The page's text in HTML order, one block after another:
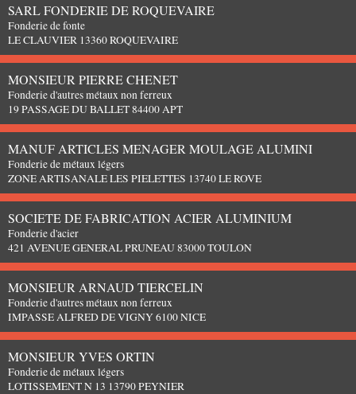
SARL FONDERIE DE ROQUEVAIRE
Fonderie de fonte
LE CLAUVIER 13360 ROQUEVAIRE
MONSIEUR PIERRE CHENET
Fonderie d'autres métaux non ferreux
19 PASSAGE DU BALLET 84400 APT
MANUF ARTICLES MENAGER MOULAGE ALUMINI
Fonderie de métaux légers
ZONE ARTISANALE LES PIELETTES 13740 LE ROVE
SOCIETE DE FABRICATION ACIER ALUMINIUM
Fonderie d'acier
421 AVENUE GENERAL PRUNEAU 83000 TOULON
MONSIEUR ARNAUD TIERCELIN
Fonderie d'autres métaux non ferreux
IMPASSE ALFRED DE VIGNY 6100 NICE
MONSIEUR YVES ORTIN
Fonderie de métaux légers
LOTISSEMENT N 13 13790 PEYNIER